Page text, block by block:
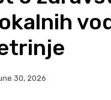
30, 2026